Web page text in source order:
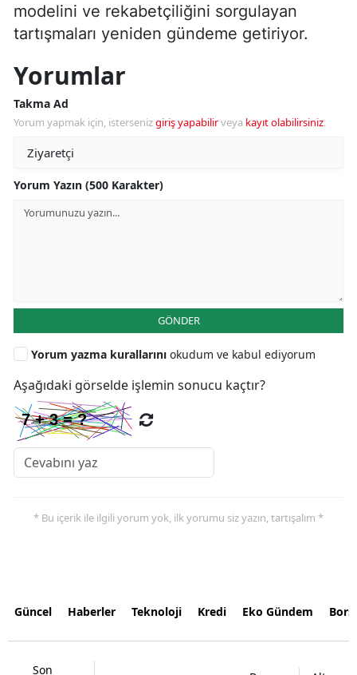
modelini ve rekabetçiliğini sorgulayan
tartışmaları yeniden gündeme getiriyor.
Yorumlar
Takma Ad
Yorum yapmak için, istersenizgiriş yapabilirveya kayıt olabilirsiniz.
Yorum Yazın (500 Karakter)
GÖNDER
Yorum yazma kurallarını okudum ve kabul ediyorum
Aşağıdaki görselde işlemin sonucu kaçtır?
* Bu içerik ile ilgili yorum yok, ilk yorumu siz yazın, tartışalım *
Güncel Haberler Teknoloji Kredi Eko Gündem
Son